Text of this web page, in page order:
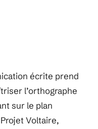
écrite prend
l’orthographe
sur le plan
Voltaire,